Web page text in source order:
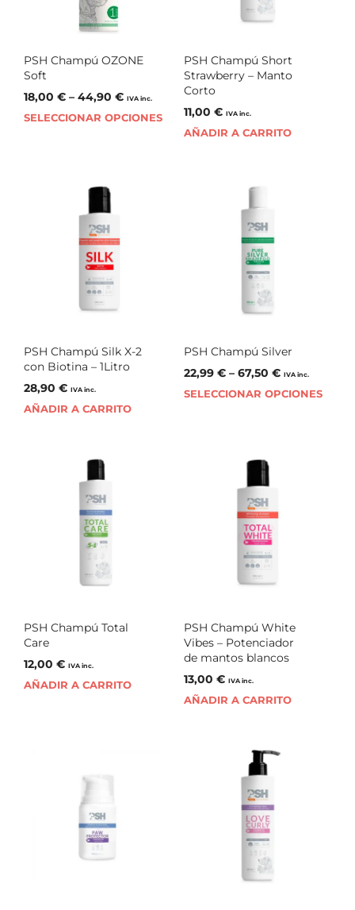
PSH Champú OZONE
Soft
18,00 € – 44,90 € IVA inc.
SELECCIONAR OPCIONES
PSH Champú Short
Strawberry – Manto
Corto
11,00 € IVA inc.
AÑADIR A CARRITO
PSH Champú Silk X-2
con Biotina – 1Litro
28,90 € IVA inc.
AÑADIR A CARRITO
PSH Champú Silver
22,99 €– 67,50 € IVA inc.
SELECCIONAR OPCIONES
PSH Champú Total
Care
12,00 € IVA inc.
AÑADIR A CARRITO
PSH Champú White
Vibes – Potenciador
de mantos blancos
13,00 € IVA inc.
AÑADIR A CARRITO